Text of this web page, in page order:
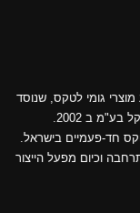
גומי לטקס, שנוסד
חד-פעמיים בישראל.
וכיום מפעל הייצור